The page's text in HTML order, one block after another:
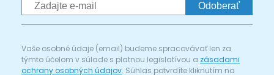
Odoberať
Vaše osobné údaje (email) budeme spracovávať len za
týmto účelom v súlade s platnou legislatívou a zásadami
ochrany osobných údajov. Súhlas potvrdíte kliknutím na